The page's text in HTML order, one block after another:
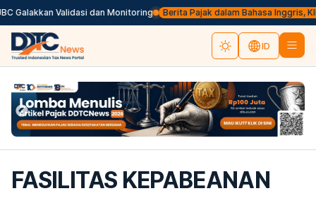
Galakkan Validasi dan Monitoring Berita Pajak dalam Bahasa Inggris,
ID
FASILITAS KEPABEANAN